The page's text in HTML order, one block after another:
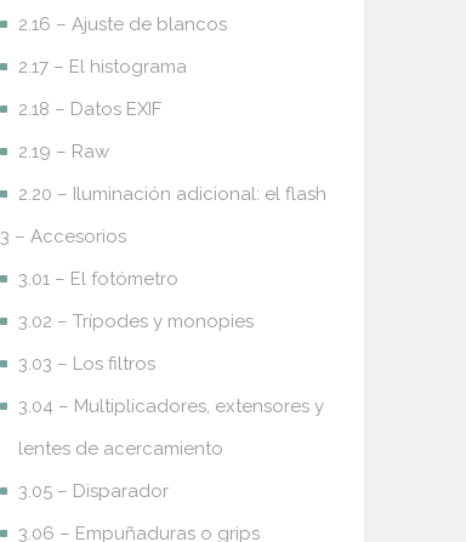
2.16 – Ajuste de blancos
2.17 – El histograma
2.18 – Datos EXIF
2.19 – Raw
2.20 – Iluminación adicional: el flash
3 – Accesorios
3.01 – El fotómetro
3.02 – Trípodes y monopies
3.03 – Los filtros
3.04 – Multiplicadores, extensores y
lentes de acercamiento
3.05 – Disparador
3.06 – Empuñaduras o grips